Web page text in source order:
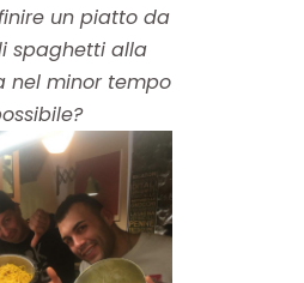
un piatto da
spaghetti alla
nel minor tempo